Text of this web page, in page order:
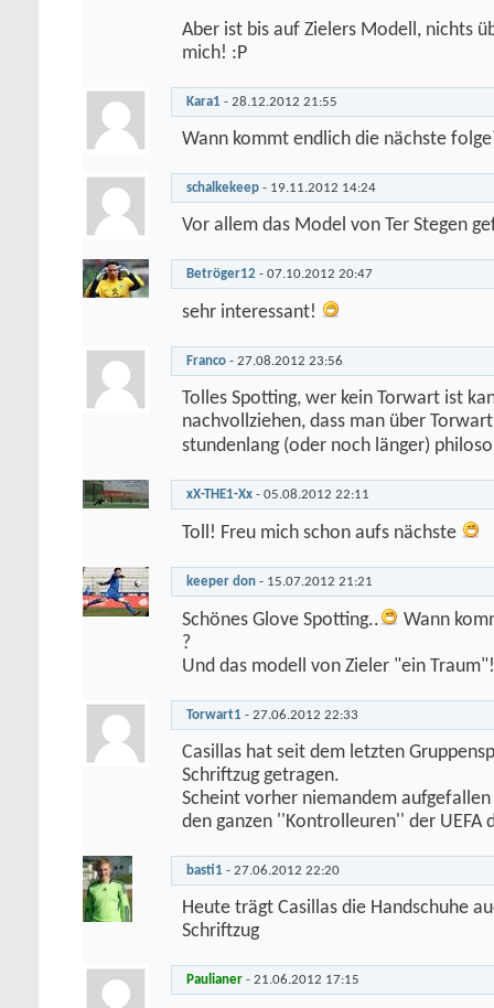
Aber ist bis auf Zielers Modell, nichts
mich! :P
Kara1 - 28.12.2012 21:55
Wann kommt endlich die nächste
schalkekeep - 19.11.2012 14:24
Vor allem das Model von Ter Stegen
Betröger12 - 07.10.2012 20:47
sehr interessant!
Franco - 27.08.2012 23:56
Tolles Spotting, wer kein Torwart ist
nachvollziehen, dass man über
stundenlang (oder noch länger)
xX-THE1-Xx - 05.08.2012 22:11
Toll! Freu mich schon aufs nächste
keeper don - 15.07.2012 21:21
Schönes Glove Spotting..
Wann
?
Und das modell von Zieler "ein
Torwart1 - 27.06.2012 22:33
Casillas hat seit dem letzten
Schriftzug getragen.
Scheint vorher niemandem aufgefallen
den ganzen ''Kontrolleuren'' der UEFA
basti1 - 27.06.2012 22:20
Heute trägt Casillas die Handschuhe
Schriftzug
Paulianer - 21.06.2012 17:15